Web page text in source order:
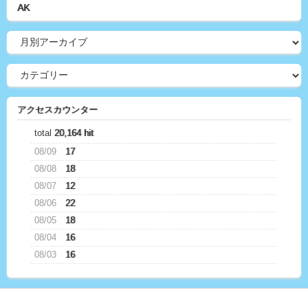
AK
アクセスカウンター
total 20,164 hit
08/09
17
08/08
18
08/07
12
08/06
22
08/05
18
08/04
16
08/03
16